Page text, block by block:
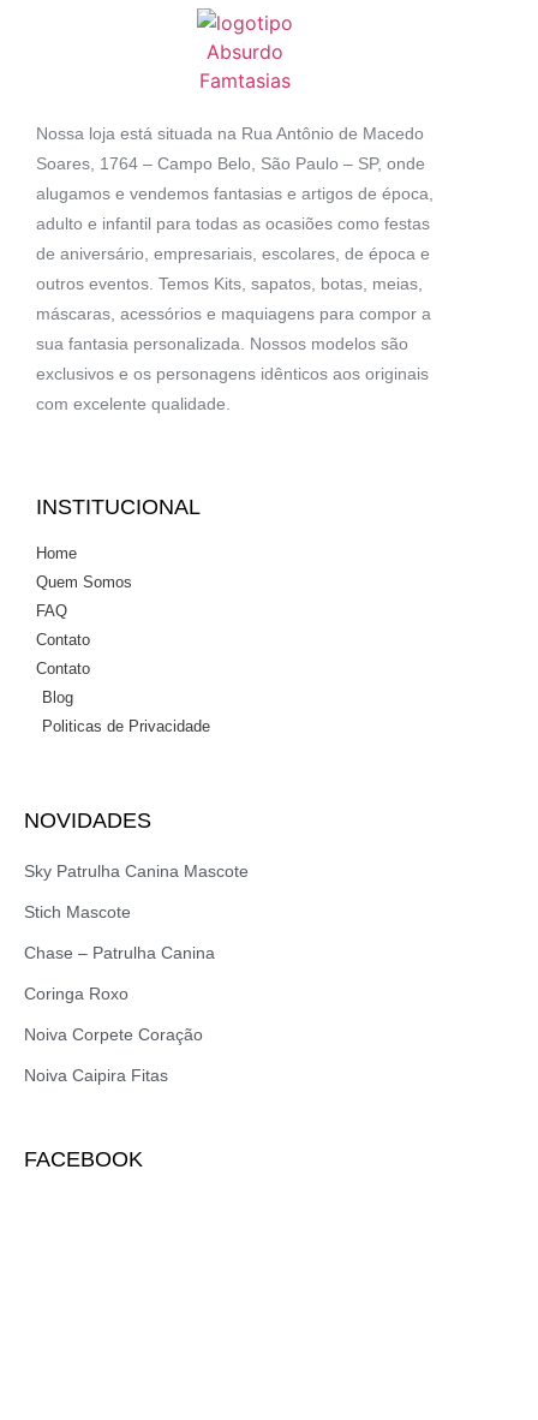
Nossa loja está situada na Rua Antônio de Macedo
Soares, 1764 – Campo Belo, São Paulo – SP, onde
alugamos e vendemos fantasias e artigos de época,
adulto e infantil para todas as ocasiões como festas
de aniversário, empresariais, escolares, de época e
outros eventos. Temos Kits, sapatos, botas, meias,
máscaras, acessórios e maquiagens para compor a
sua fantasia personalizada. Nossos modelos são
exclusivos e os personagens idênticos aos originais
com excelente qualidade.
INSTITUCIONAL
Home
Quem Somos
FAQ
Contato
Contato
Blog
Politicas de Privacidade
NOVIDADES
Sky Patrulha Canina Mascote
Stich Mascote
Chase – Patrulha Canina
Coringa Roxo
Noiva Corpete Coração
Noiva Caipira Fitas
FACEBOOK